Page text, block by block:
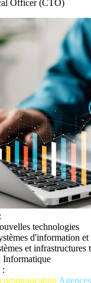
Officer (CTO)
technologies
d'information
et infrastructures
Informatique
: